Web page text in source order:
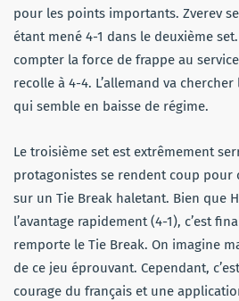
pour les points importants. Zverev
étant mené 4-1 dans le deuxième
compter la force de frappe au
recolle à 4-4. L’allemand va
qui semble en baisse de régime.
Le troisième set est extrêmement
protagonistes se rendent coup pour
sur un Tie Break haletant. Bien que
l’avantage rapidement (4-1), c’est
remporte le Tie Break. On imagine
de ce jeu éprouvant. Cependant,
courage du français et une